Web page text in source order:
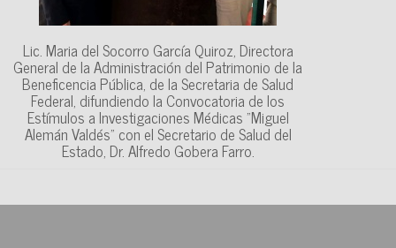
Lic. Maria del Socorro García Quiroz, Directora
General de la Administración del Patrimonio de la
Beneficencia Pública, de la Secretaria de Salud
Federal, difundiendo la Convocatoria de los
Estímulos a Investigaciones Médicas "Miguel
Alemán Valdés" con el Secretario de Salud del
Estado, Dr. Alfredo Gobera Farro.